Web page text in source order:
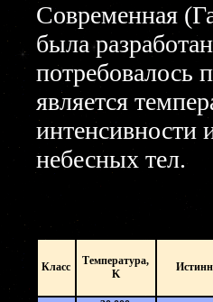
Современная
была
потребовалось
является
интенсивности
небесных тел.
Класс
Температура,
K